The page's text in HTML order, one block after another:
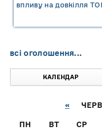
впливу на довкілля
всі оголошення...
КАЛЕНДАР
«
ПН ВТ СР